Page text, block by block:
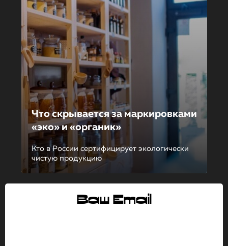
Что скрывается за маркировка­ми
«эко» и «органик»
Кто в России сертифицирует экологически
чистую продукцию
Ваш Email